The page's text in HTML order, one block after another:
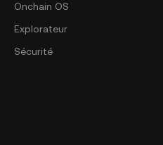
Onchain OS
Explorateur
Sécurité